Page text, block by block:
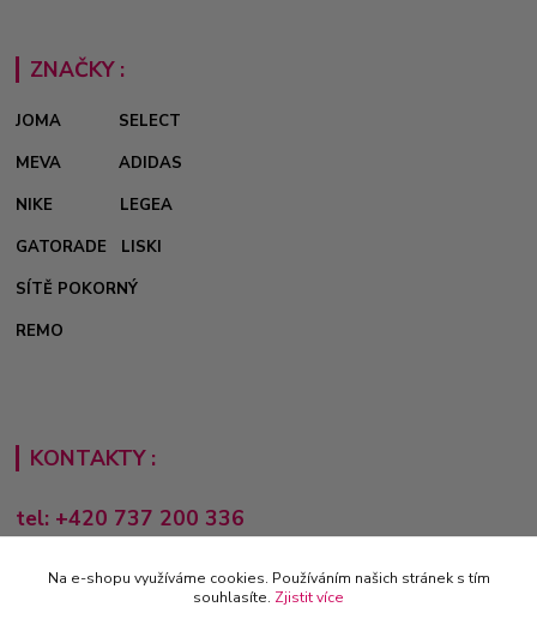
ZNAČKY :
JOMA
SELECT
MEVA
ADIDAS
NIKE
LEGEA
GATORADE
LISKI
SÍTĚ POKORNÝ
REMO
KONTAKTY :
tel: +420 737 200 336
Pondělí-Pátek: 8 - 17 hodin
obchod@e-sporting.cz
Na e-shopu využíváme cookies. Používáním našich stránek s tím
souhlasíte. Zjistit více